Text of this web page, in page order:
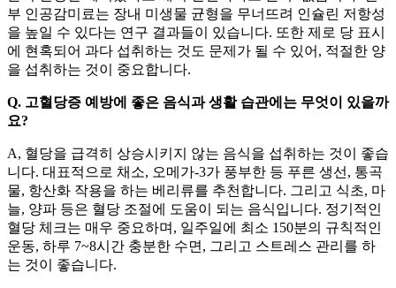
부 인공감미료는 장내 미생물 균형을 무너뜨려 인슐린 저항성
을 높일 수 있다는 연구 결과들이 있습니다. 또한 제로 당 표시
에 현혹되어 과다 섭취하는 것도 문제가 될 수 있어, 적절한 양
을 섭취하는 것이 중요합니다.
Q. 고혈당증 예방에 좋은 음식과 생활 습관에는 무엇이 있을까
요?
A, 혈당을 급격히 상승시키지 않는 음식을 섭취하는 것이 좋습
니다. 대표적으로 채소, 오메가-3가 풍부한 등 푸른 생선, 통곡
물, 항산화 작용을 하는 베리류를 추천합니다. 그리고 식초, 마
늘, 양파 등은 혈당 조절에 도움이 되는 음식입니다. 정기적인
혈당 체크는 매우 중요하며, 일주일에 최소 150분의 규칙적인
운동, 하루 7~8시간 충분한 수면, 그리고 스트레스 관리를 하
는 것이 좋습니다.